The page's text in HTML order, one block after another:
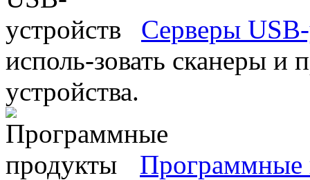
Серверы
исполь-зовать сканеры и
устройства.
Программные